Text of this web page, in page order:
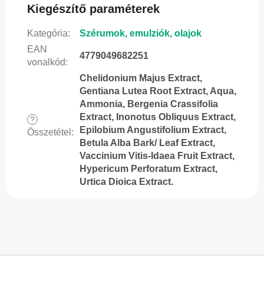
Kiegészítő paraméterek
Kategória:
Szérumok, emulziók, olajok
EAN
vonalkód:
4779049682251
?
Összetétel :
Chelidonium Majus Extract,
Gentiana Lutea Root Extract, Aqua,
Ammonia, Bergenia Crassifolia
Extract, Inonotus Obliquus Extract,
Epilobium Angustifolium Extract,
Betula Alba Bark/ Leaf Extract,
Vaccinium Vitis-Idaea Fruit Extract,
Hypericum Perforatum Extract,
Urtica Dioica Extract.